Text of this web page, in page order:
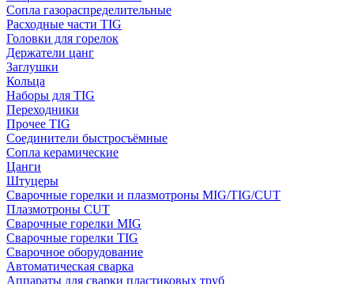
Сопла газораспределительные
Расходные части TIG
Головки для горелок
Держатели цанг
Заглушки
Кольца
Наборы для TIG
Переходники
Прочее TIG
Соединители быстросъёмные
Сопла керамические
Цанги
Штуцеры
Сварочные горелки и плазмотроны MIG/TIG/CUT
Плазмотроны CUT
Сварочные горелки MIG
Сварочные горелки TIG
Сварочное оборудование
Автоматическая сварка
Аппараты для сварки пластиковых труб